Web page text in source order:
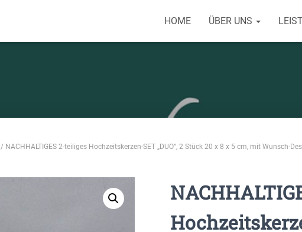
HOME ÜBER UNS
/ NACHHALTIGES 2-teiliges Hochzeitskerzen-SET „DUO“, 2 Stück 20 x 8 x 5 cm, mit Wunsch-